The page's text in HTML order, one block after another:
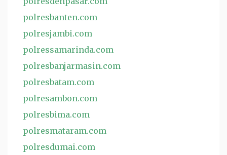
polresbanten.com
polresjambi.com
polressamarinda.com
polresbanjarmasin.com
polresbatam.com
polresambon.com
polresbima.com
polresmataram.com
polresdumai.com